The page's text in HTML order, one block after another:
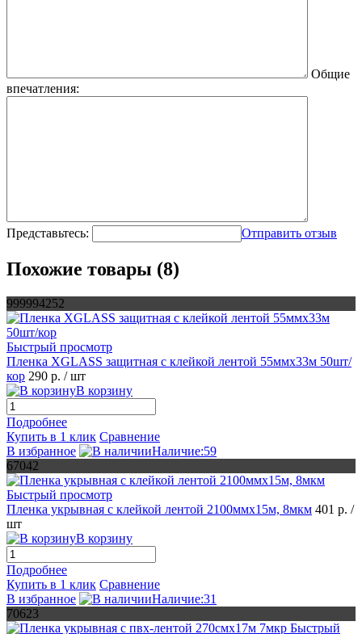
Общие
впечатления:
Представьтесь: Отправить отзыв
Похожие товары (8)
999994252
Быстрый просмотр
Пленка XGLASS защитная с клейкой лентой 55ммх33м 50шт/
кор 290 р. / шт
В корзину
Подробнее
Купить в 1 клик Сравнение
В избранное
Наличие:59
67042
Быстрый просмотр
Пленка укрывная с клeйкой лeнтой 2100ммх15м, 8мкм 401 р. /
шт
В корзину
Подробнее
Купить в 1 клик Сравнение
В избранное
Наличие:31
70623
Быстрый